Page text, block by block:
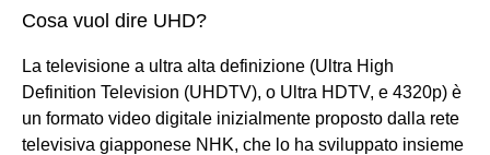
Cosa vuol dire UHD?
La televisione a ultra alta definizione (Ultra High
Definition Television (UHDTV), o Ultra HDTV, e 4320p) è
un formato video digitale inizialmente proposto dalla rete
televisiva giapponese NHK, che lo ha sviluppato insieme